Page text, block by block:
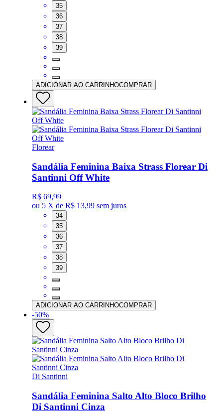
35
36
37
38
39
ADICIONAR AO CARRINHOCOMPRAR
Florear
Sandália Feminina Baixa Strass Florear Di
Santinni Off White
R$ 69,99
ou 5 X de R$ 13,99 sem juros
34
35
36
37
38
39
ADICIONAR AO CARRINHOCOMPRAR
-50%
Di Santinni
Sandália Feminina Salto Alto Bloco Brilho
Di Santinni Cinza